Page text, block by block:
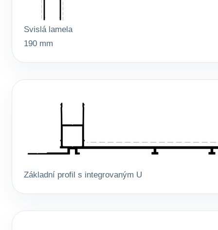
Svislá lamela
190 mm
Základní profil s integrovaným U